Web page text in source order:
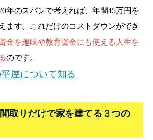
年のスパンで考えれば、年間45万円を
ます。これだけのコストダウンができ
金を趣味や教育資金にも使える人生を
のです。
屋について知る
取りだけで家を建てる３つの